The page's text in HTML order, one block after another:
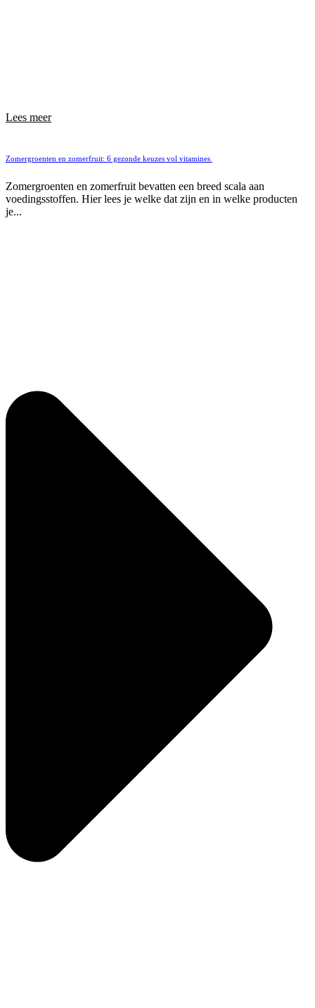
Lees meer
Zomergroenten en zomerfruit: 6 gezonde keuzes vol vitamines
Zomergroenten en zomerfruit bevatten een breed scala aan
voedingsstoffen. Hier lees je welke dat zijn en in welke producten
je...